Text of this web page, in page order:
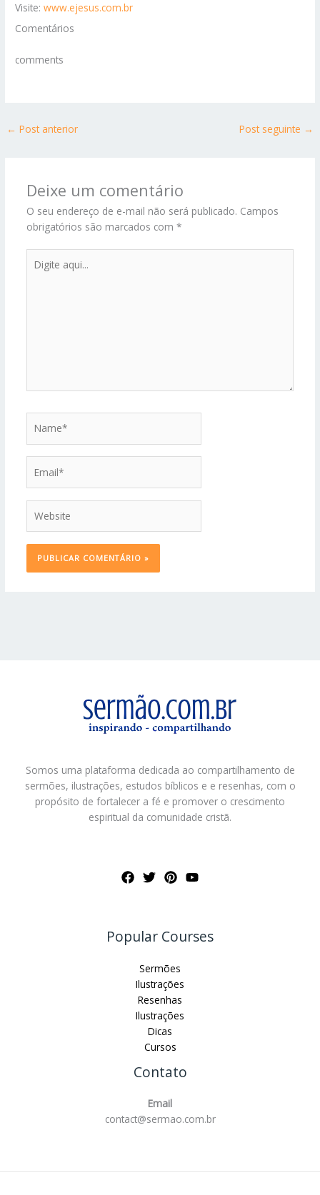
Visite:www.ejesus.com.br
Comentários
comments
← Post anterior Post seguinte →
Deixe um comentário
O seu endereço de e-mail não será publicado. Campos
obrigatórios são marcados com *
aqui...
Somos uma plataforma dedicada ao compartilhamento de
sermões, ilustrações, estudos bíblicos e e resenhas, com o
propósito de fortalecer a fé e promover o crescimento
espiritual da comunidade cristã.
Popular Courses
Sermões
Ilustrações
Resenhas
Ilustrações
Dicas
Cursos
Contato
Email
contact@sermao.com.br